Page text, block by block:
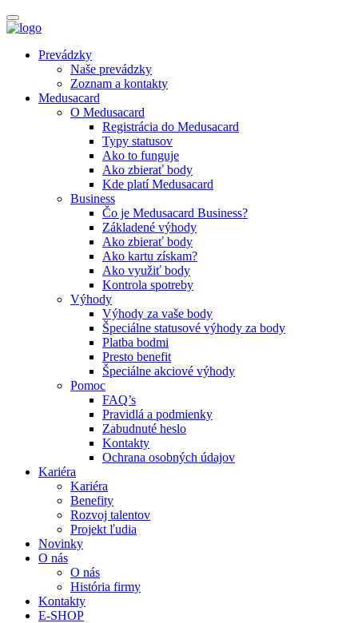
Prevádzky
Naše prevádzky
Zoznam a kontakty
Medusacard
O Medusacard
Registrácia do Medusacard
Typy statusov
Ako to funguje
Ako zbierať body
Kde platí Medusacard
Business
Čo je Medusacard Business?
Základené výhody
Ako zbierať body
Ako kartu získam?
Ako využiť body
Kontrola spotreby
Výhody
Výhody za vaše body
Špeciálne statusové výhody za body
Platba bodmi
Presto benefit
Špeciálne akciové výhody
Pomoc
FAQ’s
Pravidlá a podmienky
Zabudnuté heslo
Kontakty
Ochrana osobných údajov
Kariéra
Kariéra
Benefity
Rozvoj talentov
Projekt ľudia
Novinky
O nás
O nás
História firmy
Kontakty
E-SHOP